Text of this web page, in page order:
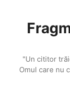
conținut
"Un cititor
Omul care nu